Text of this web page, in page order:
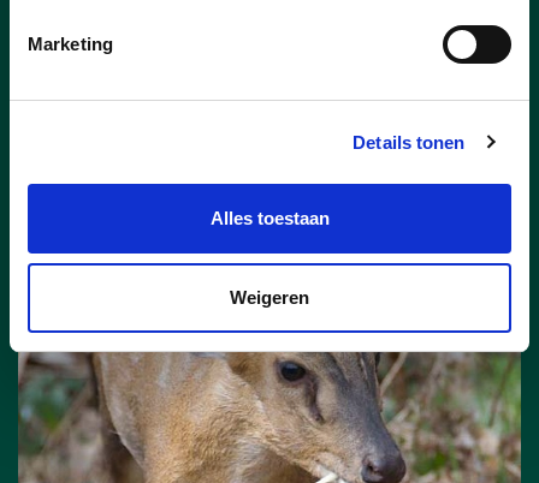
Marketing
Details tonen
Alles toestaan
Weigeren
Limburg. Ook per inwoner scoort Pelt
inwoner ligt de opbrengst ruim dubbel zo